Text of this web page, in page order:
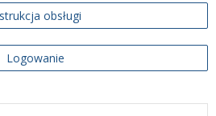
obsługi
Logowanie